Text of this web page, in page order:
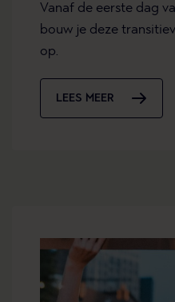
Vanaf de eerste dag
bouw je deze
op.
LEES MEER